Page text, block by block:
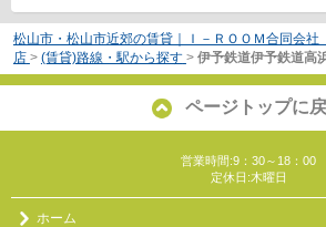
松山市・松山市近郊の賃貸｜Ｉ－ＲＯＯＭ合同会
店 > (賃貸)路線・駅から探す > 伊予鉄道伊予鉄道高
ページトップに
営業時間:9：30～18：00
定休日:木曜日
ホーム